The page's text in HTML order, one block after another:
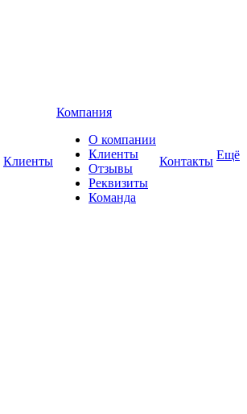
Клиенты
Компания
О компании
Клиенты
Отзывы
Реквизиты
Команда
Контакты Ещё